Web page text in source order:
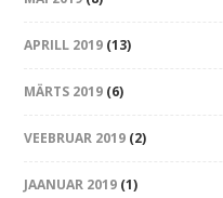
APRILL 2019 (13)
MÄRTS 2019 (6)
VEEBRUAR 2019 (2)
JAANUAR 2019 (1)